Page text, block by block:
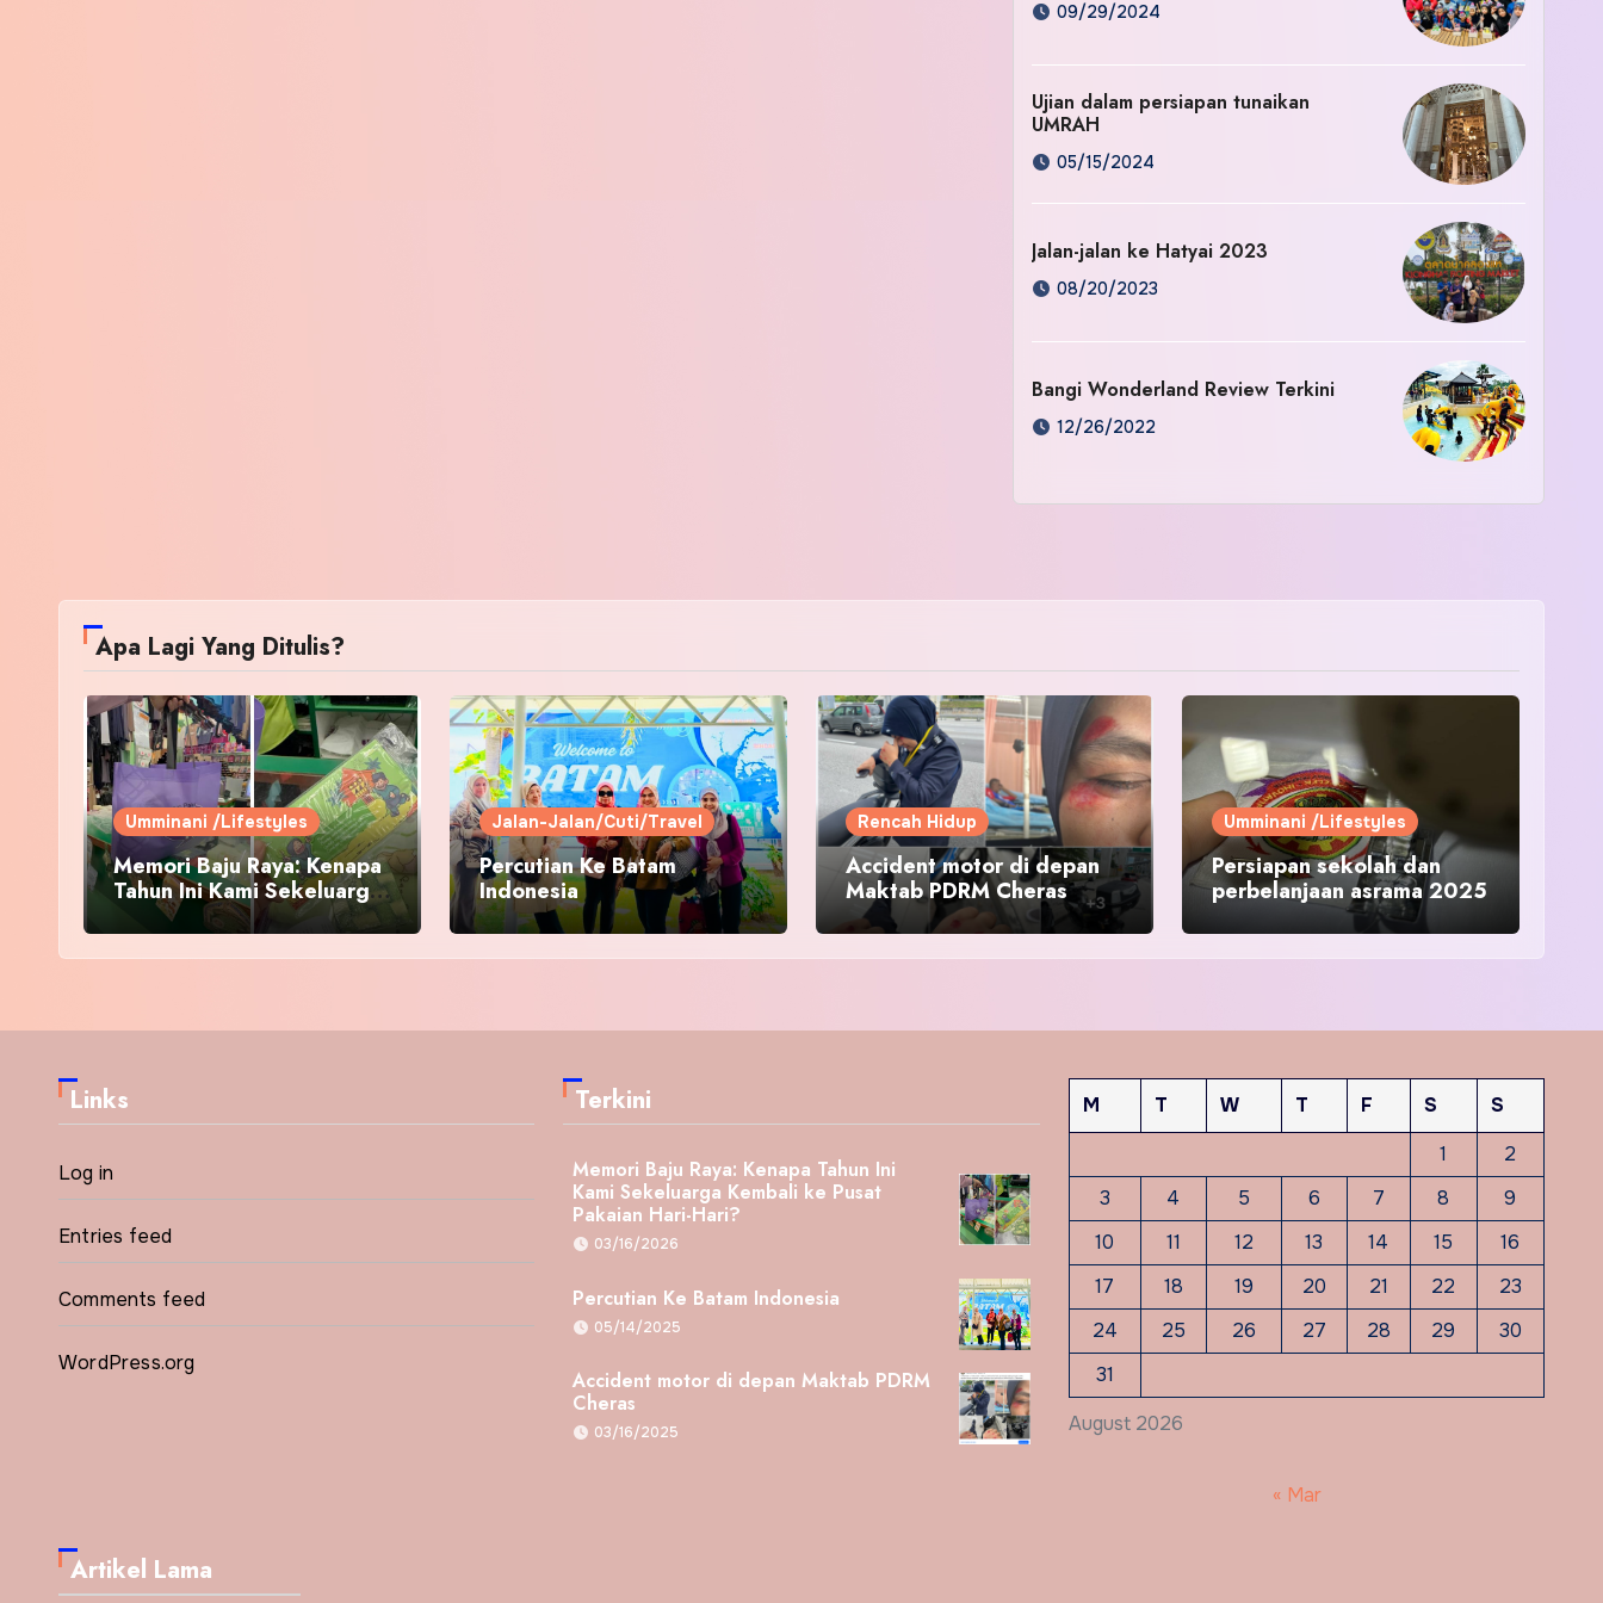
09/29/2024
Ujian dalam persiapan tunaikan
UMRAH
05/15/2024
Jalan-jalan ke Hatyai 2023
08/20/2023
Bangi Wonderland Review Terkini
12/26/2022
Apa Lagi Yang Ditulis?
Umminani /Lifestyles
Memori Baju Raya: Kenapa
Tahun Ini Kami Sekeluarga
Kembali ke Pusat Pakaian
Hari-Hari?
Jalan-Jalan/Cuti/Travel
Percutian Ke Batam
Indonesia
Rencah Hidup
Accident motor di depan
Maktab PDRM Cheras
Umminani /Lifestyles
Persiapan sekolah dan
perbelanjaan asrama 2025
Links
Log in
Entries feed
Comments feed
WordPress.org
Terkini
Memori Baju Raya: Kenapa Tahun Ini
Kami Sekeluarga Kembali ke Pusat
Pakaian Hari-Hari?
03/16/2026
Percutian Ke Batam Indonesia
05/14/2025
Accident motor di depan Maktab PDRM
Cheras
03/16/2025 August 2026
M T W T F S
S
1
2
3
4 5 6 7 8
9
10
11 12 13 14 15
16
17
18 19 20 21 22
23
24
25 26 27 28 29
30
31
« Mar
Artikel Lama